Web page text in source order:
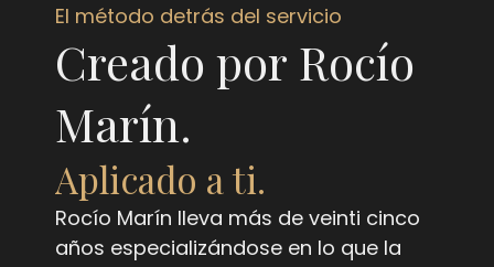
El método detrás del servicio
Creado por Rocío
Marín.
Aplicado a ti.
Rocío Marín lleva más de veinti cinco
años especializándose en lo que la